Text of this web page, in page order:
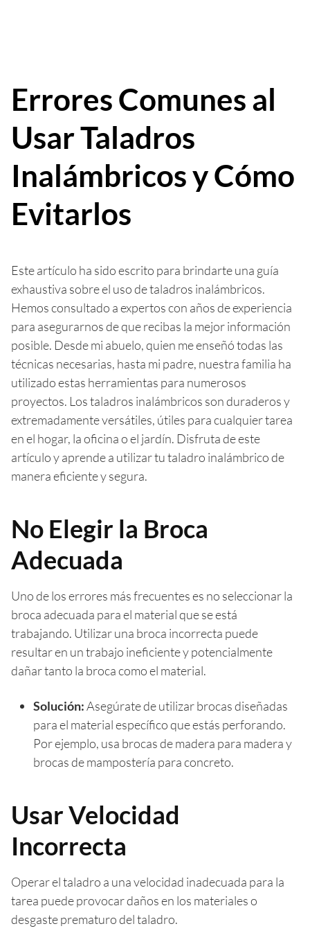
Errores Comunes al
Usar Taladros
Inalámbricos y Cómo
Evitarlos
Este artículo ha sido escrito para brindarte una guía
exhaustiva sobre el uso de taladros inalámbricos.
Hemos consultado a expertos con años de experiencia
para asegurarnos de que recibas la mejor información
posible. Desde mi abuelo, quien me enseñó todas las
técnicas necesarias, hasta mi padre, nuestra familia ha
utilizado estas herramientas para numerosos
proyectos. Los taladros inalámbricos son duraderos y
extremadamente versátiles, útiles para cualquier tarea
en el hogar, la oficina o el jardín. Disfruta de este
artículo y aprende a utilizar tu taladro inalámbrico de
manera eficiente y segura.
No Elegir la Broca
Adecuada
Uno de los errores más frecuentes es no seleccionar la
broca adecuada para el material que se está
trabajando. Utilizar una broca incorrecta puede
resultar en un trabajo ineficiente y potencialmente
dañar tanto la broca como el material.
Solución:Asegúrate de utilizar brocas diseñadas
para el material específico que estás perforando.
Por ejemplo, usa brocas de madera para madera y
brocas de mampostería para concreto.
Usar Velocidad
Incorrecta
Operar el taladro a una velocidad inadecuada para la
tarea puede provocar daños en los materiales o
desgaste prematuro del taladro.